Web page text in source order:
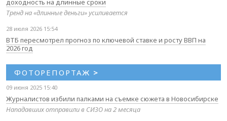
доходность на длинные сроки
Тренд на «длинные деньги» усиливается
28 июля 2026 15:54
ВТБ пересмотрел прогноз по ключевой ставке и росту ВВП на
2026 год
ФОТОРЕПОРТАЖ >
09 июня 2025 15:40
Журналистов избили палками на съемке сюжета в Новосибирске
Нападавших отправили в СИЗО на 2 месяца